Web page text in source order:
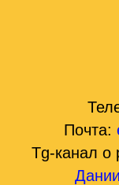
Почта:
Tg-канал о